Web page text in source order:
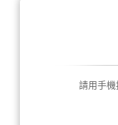
請用手機